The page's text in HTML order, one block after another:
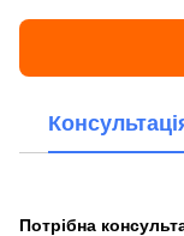
Потрібна